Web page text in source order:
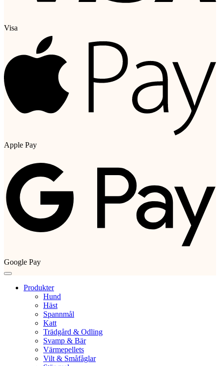
Visa
Apple Pay
Google Pay
Produkter
Hund
Häst
Spannmål
Katt
Trädgård & Odling
Svamp & Bär
Värmepellets
Vilt & Småfåglar